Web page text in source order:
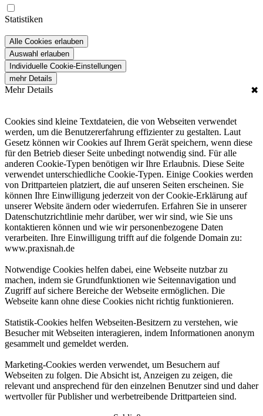
Statistiken
Alle Cookies erlauben
Auswahl erlauben
Individuelle Cookie-Einstellungen
mehr Details
Mehr Details ✖
Cookies sind kleine Textdateien, die von Webseiten verwendet
werden, um die Benutzererfahrung effizienter zu gestalten. Laut
Gesetz können wir Cookies auf Ihrem Gerät speichern, wenn diese
für den Betrieb dieser Seite unbedingt notwendig sind. Für alle
anderen Cookie-Typen benötigen wir Ihre Erlaubnis. Diese Seite
verwendet unterschiedliche Cookie-Typen. Einige Cookies werden
von Drittparteien platziert, die auf unseren Seiten erscheinen. Sie
können Ihre Einwilligung jederzeit von der Cookie-Erklärung auf
unserer Website ändern oder wiederrufen. Erfahren Sie in unserer
Datenschutzrichtlinie mehr darüber, wer wir sind, wie Sie uns
kontaktieren können und wie wir personenbezogene Daten
verarbeiten. Ihre Einwilligung trifft auf die folgende Domain zu:
www.praxisnah.de
Notwendige Cookies helfen dabei, eine Webseite nutzbar zu
machen, indem sie Grundfunktionen wie Seitennavigation und
Zugriff auf sichere Bereiche der Webseite ermöglichen. Die
Webseite kann ohne diese Cookies nicht richtig funktionieren.
Statistik-Cookies helfen Webseiten-Besitzern zu verstehen, wie
Besucher mit Webseiten interagieren, indem Informationen anonym
gesammelt und gemeldet werden.
Marketing-Cookies werden verwendet, um Besuchern auf
Webseiten zu folgen. Die Absicht ist, Anzeigen zu zeigen, die
relevant und ansprechend für den einzelnen Benutzer sind und daher
wertvoller für Publisher und werbetreibende Drittparteien sind.